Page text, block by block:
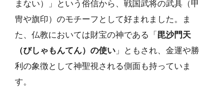
まない）」という俗信から、戦国武将の武具（甲
冑や旗印）のモチーフとして好まれました。ま
た、仏教においては財宝の神である「 毘沙門天
（びしゃもんてん）の使い 」ともされ、金運や勝
利の象徴として神聖視される側面も持っていま
す。